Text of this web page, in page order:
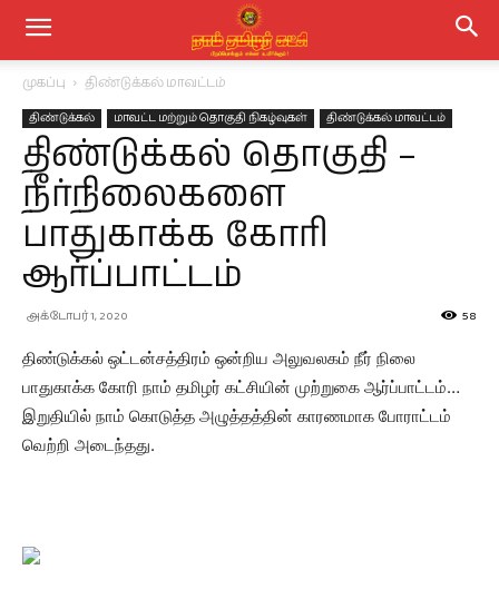
முகப்பு திண்டுக்கல் மாவட்டம்
திண்டுக்கல் மாவட்ட மற்றும் தொகுதி நிகழ்வுகள் திண்டுக்கல் மாவட்டம்
திண்டுக்கல் தொகுதி –
நீர்நிலைகளை
பாதுகாக்க கோரி
ஆர்ப்பாட்டம்
அக்டோபர் 1, 2020 58
திண்டுக்கல் ஒட்டன்சத்திரம் ஒன்றிய அலுவலகம் நீர் நிலை
பாதுகாக்க கோரி நாம் தமிழர் கட்சியின் முற்றுகை ஆர்ப்பாட்டம்…
இறுதியில் நாம் கொடுத்த அழுத்தத்தின் காரணமாக போராட்டம்
வெற்றி அடைந்தது.